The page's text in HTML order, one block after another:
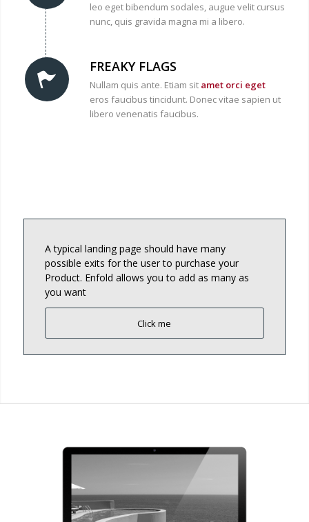
leo eget bibendum sodales, augue velit cursus
nunc, quis gravida magna mi a libero.
FREAKY FLAGS
Nullam quis ante. Etiam sit amet orci eget
eros faucibus tincidunt. Donec vitae sapien ut
libero venenatis faucibus.
A typical landing page should have many
possible exits for the user to purchase your
Product. Enfold allows you to add as many as
you want
Click me